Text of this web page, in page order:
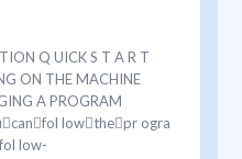
Q UICK S T A R T
ON THE MACHINE
A PROGRAM
lowthepr ogra
low-